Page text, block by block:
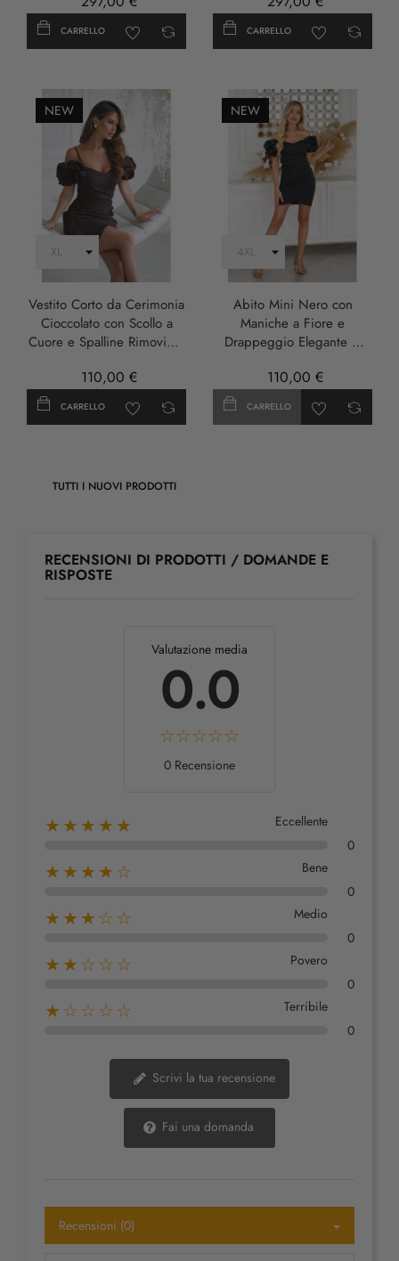
CARRELLO CARRELLO
NEW
Vestito Corto da Cerimonia
Cioccolato con Scollo a
Cuore e Spalline Rimovibili
110,00 €
CARRELLO
NEW
Abito Mini Nero con
Maniche a Fiore e
Drappeggio Elegante –
110,00 €
CARRELLO
TUTTI I NUOVI PRODOTTI
RECENSIONI DI PRODOTTI / DOMANDE E
RISPOSTE
Valutazione media
0.0
0 Recensione
★★★★★
Eccellente
0
★★★★☆
Bene
0
★★★☆☆
Medio
0
★★☆☆☆
Povero
0
★☆☆☆☆
Terribile
0
Scrivi la tua recensione
Fai una domanda
Recensioni (0)